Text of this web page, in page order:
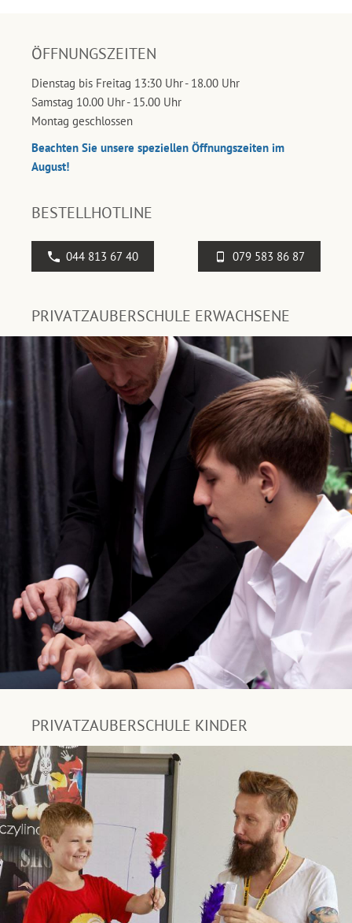
ÖFFNUNGSZEITEN
Dienstag bis Freitag 13:30 Uhr - 18.00 Uhr
Samstag 10.00 Uhr - 15.00 Uhr
Montag geschlossen
Beachten Sie unsere speziellen Öffnungszeiten im
August!
BESTELLHOTLINE
044 813 67 40 079 583 86 87
PRIVATZAUBERSCHULE ERWACHSENE
PRIVATZAUBERSCHULE KINDER